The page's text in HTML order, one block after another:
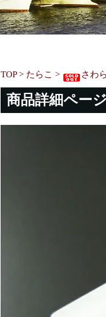
TOP> たらこ > さわ
商品詳細ペー